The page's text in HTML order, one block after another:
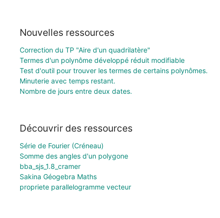
Nouvelles ressources
Correction du TP "Aire d'un quadrilatère"
Termes d'un polynôme développé réduit modifiable
Test d'outil pour trouver les termes de certains polynômes.
Minuterie avec temps restant.
Nombre de jours entre deux dates.
Découvrir des ressources
Série de Fourier (Créneau)
Somme des angles d'un polygone
bba_sjs_1.8_cramer
Sakina Géogebra Maths
propriete parallelogramme vecteur